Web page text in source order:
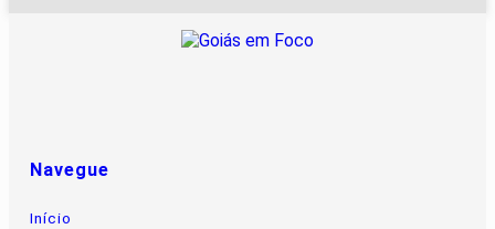
Navegue
Início